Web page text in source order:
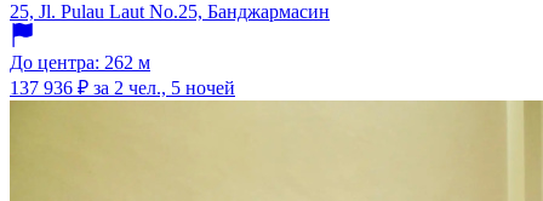
25, Jl. Pulau Laut No.25, Банджармасин
До центра: 262 м
137 936 ₽ за 2 чел., 5 ночей